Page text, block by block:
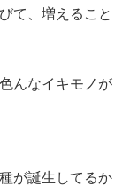
て、増えること
んなイキモノが
が誕生してるか